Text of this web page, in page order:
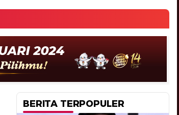
BERITA TERPOPULER